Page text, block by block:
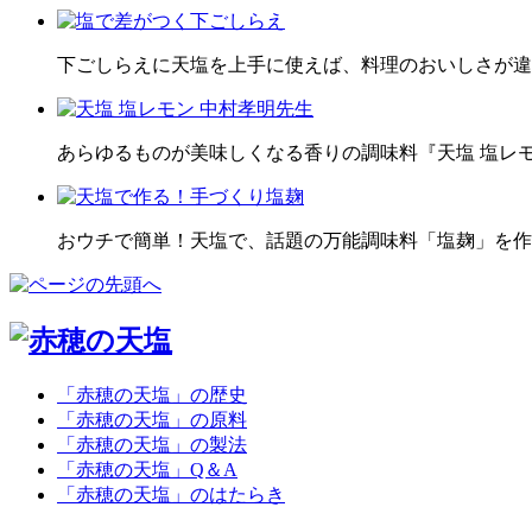
下ごしらえに天塩を上手に使えば、料理のおいしさが
あらゆるものが美味しくなる香りの調味料『天塩 塩レ
おウチで簡単！天塩で、話題の万能調味料「塩麹」を
「赤穂の天塩」の歴史
「赤穂の天塩」の原料
「赤穂の天塩」の製法
「赤穂の天塩」Q＆A
「赤穂の天塩」のはたらき